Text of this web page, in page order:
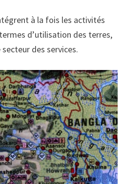
à la fois les activités
d’utilisation des terres,
des services.